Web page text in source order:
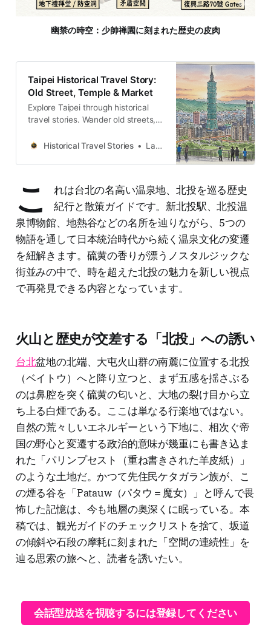
幽禁の時空：少帥禅園に刻まれた歴史の皮肉
Taipei Historical Travel Story:
Old Street, Temple & Market
Explore Taipei through historical
travel stories. Wander old streets,
island. Discover the people and
Historical Travel Stories Lawrence
こ
れは台北の名高い温泉地、北投を巡る歴史
紀行と散策ガイドです。新北投駅、北投温
泉博物館、地熱谷などの名所を辿りながら、5つの
物語を通して日本統治時代から続く温泉文化の変遷
を紐解きます。硫黄の香りが漂うノスタルジックな
街並みの中で、時を超えた北投の魅力を新しい視点
で再発見できる内容となっています。
火山と歴史が交差する「北投」への誘い
台北盆地の北端、大屯火山群の南麓に位置する北投
（ベイトウ）へと降り立つと、まず五感を揺さぶる
のは鼻腔を突く硫黄の匂いと、大地の裂け目から立
ち上る白煙である。ここは単なる行楽地ではない。
自然の荒々しいエネルギーという下地に、相次ぐ帝
国の野心と変遷する政治的意味が幾重にも書き込ま
れた「パリンプセスト（重ね書きされた羊皮紙）」
のような土地だ。かつて先住民ケタガラン族が、こ
の煙る谷を「Patauw（パタウ＝魔女）」と呼んで畏
怖した記憶は、今も地層の奥深くに眠っている。本
稿では、観光ガイドのチェックリストを捨て、坂道
の傾斜や石段の摩耗に刻まれた「空間の連続性」を
辿る思索の旅へと、読者を誘いたい。
会話型放送を視聴するには登録してください